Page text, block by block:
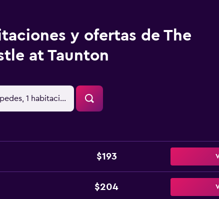
y ofertas de The
at Taunton
1 habitación
$193
$204